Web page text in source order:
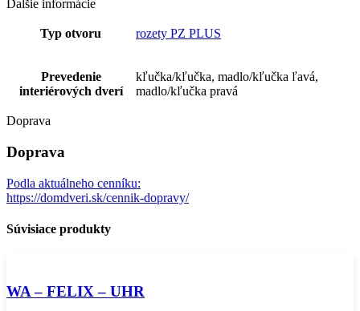
Ďalšie informácie
Typ otvoru rozety PZ PLUS
Prevedenie
interiérových dverí
kľučka/kľučka, madlo/kľučka ľavá,
madlo/kľučka pravá
Doprava
Doprava
Podla aktuálneho cenníku:
https://domdveri.sk/cennik-dopravy/
Súvisiace produkty
WA – FELIX – UHR